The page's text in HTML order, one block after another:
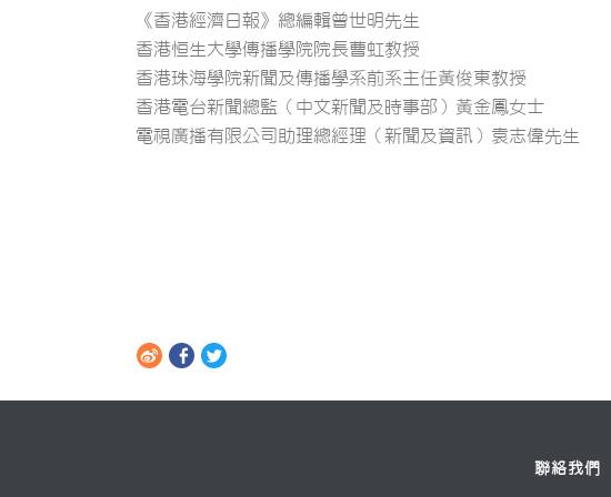
《香港經濟日報》總編輯曾世明先生
香港恒生大學傳播學院院長曹虹教授
香港珠海學院新聞及傳播學系前系主任黃俊東教授
香港電台新聞總監（中文新聞及時事部）黃金鳳女士
電視廣播有限公司助理總經理（新聞及資訊）袁志偉先生
聯絡我們